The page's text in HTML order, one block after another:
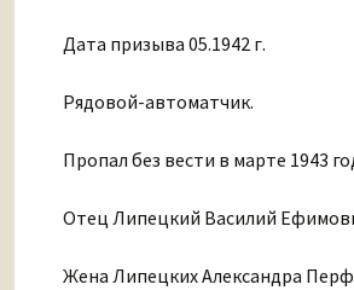
Дата призыва 05.1942 г.
Рядовой-автоматчик.
Пропал без вести в марте 1943
Отец Липецкий Василий
Жена Липецких Александра